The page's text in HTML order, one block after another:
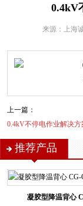
0.4kV
来源：上海
上一篇：
0.4kV不停电作业解决方
推荐产品
凝胶型降温背心